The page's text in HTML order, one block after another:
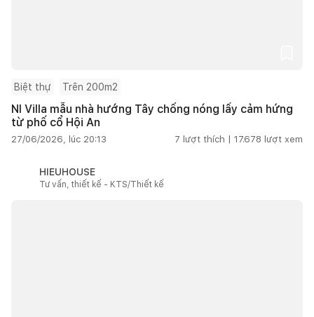
Biệt thự Trên 200m2
NI Villa mẫu nhà hướng Tây chống nóng lấy cảm hứng
từ phố cổ Hội An
27/06/2026, lúc 20:13 7 lượt thích | 17.678 lượt xem
HIEUHOUSE
Tư vấn, thiết kế - KTS/Thiết kế